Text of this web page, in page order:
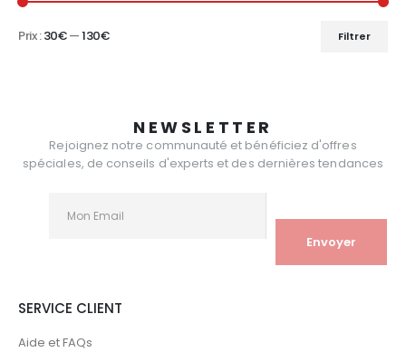
Filtrer
Prix :30€—130€
NEWSLETTER
Rejoignez notre communauté et bénéficiez d'offres
spéciales, de conseils d'experts et des dernières tendances
SERVICE CLIENT
Aide et FAQs